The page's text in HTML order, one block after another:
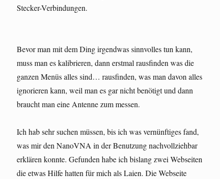
Stecker-Verbindungen.
Bevor man mit dem Ding irgendwas sinnvolles tun kann,
muss man es kalibrieren, dann erstmal rausfinden was die
ganzen Menüs alles sind… rausfinden, was man davon alles
ignorieren kann, weil man es gar nicht benötigt und dann
braucht man eine Antenne zum messen.
Ich hab sehr suchen müssen, bis ich was vernünftiges fand,
was mir den NanoVNA in der Benutzung nachvollziehbar
erklären konnte. Gefunden habe ich bislang zwei Webseiten
die etwas Hilfe hatten für mich als Laien. Die Webseite